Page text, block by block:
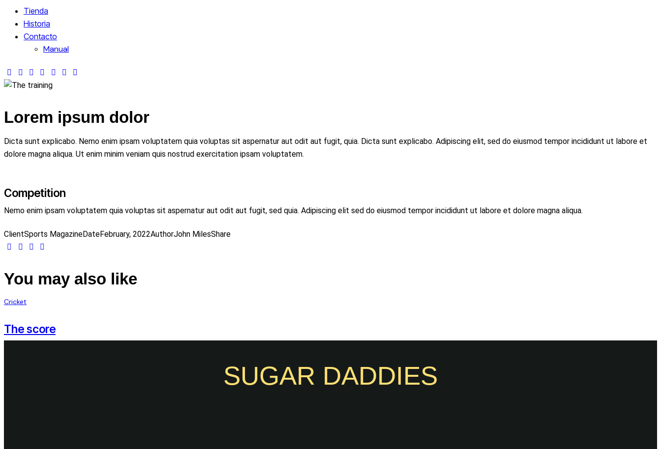
Tienda
Historia
Contacto
Manual
instagram
twitter-
x
facebook-
1
tik-
tok
youtube2
linkedinwhatsapp
Lorem ipsum dolor
Dicta sunt explicabo. Nemo enim ipsam voluptatem quia voluptas sit aspernatur aut odit aut fugit, quia. Dicta sunt explicabo. Adipiscing elit, sed do eiusmod tempor incididunt ut labore et
dolore magna aliqua. Ut enim minim veniam quis nostrud exercitation ipsam voluptatem.
Competition
Nemo enim ipsam voluptatem quia voluptas sit aspernatur aut odit aut fugit, sed quia. Adipiscing elit sed do eiusmod tempor incididunt ut labore et dolore magna aliqua.
ClientSports MagazineDateFebruary, 2022AuthorJohn MilesShare
Twitter-
Facebook
Share-Copy
clipboard
You may also like
Cricket
The score
SUGAR DADDIES